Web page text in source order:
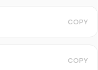
COPY
COPY